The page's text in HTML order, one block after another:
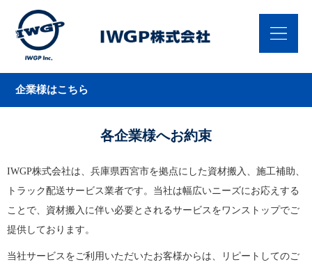
企業様はこちら
各企業様へお約束
IWGP株式会社は、兵庫県西宮市を拠点にした資材搬入、施工補助、
トラック配送サービス業者です。当社は幅広いニーズにお応えする
ことで、資材搬入に伴い必要とされるサービスをワンストップでご
提供しております。
当社サービスをご利用いただいたお客様からは、リピートしてのご